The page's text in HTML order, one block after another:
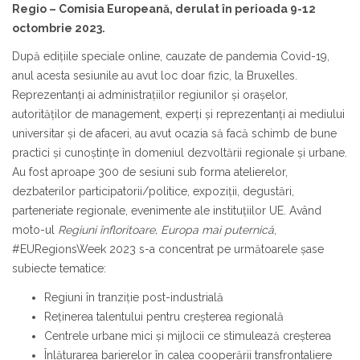
Regio – Comisia Europeană, derulat în perioada 9-12
octombrie 2023.
După ediţiile speciale online, cauzate de pandemia Covid-19,
anul acesta sesiunile au avut loc doar fizic, la Bruxelles.
Reprezentanţi ai administraţiilor regiunilor și orașelor,
autorităţilor de management, experți și reprezentanți ai mediului
universitar şi de afaceri, au avut ocazia să facă schimb de bune
practici și cunoștințe în domeniul dezvoltării regionale și urbane.
Au fost aproape 300 de sesiuni sub forma atelierelor,
dezbaterilor participatorii/politice, expoziţii, degustări,
parteneriate regionale, evenimente ale instituţiilor UE. Având
moto-ul Regiuni înfloritoare, Europa mai puternică
#EURegionsWeek 2023 s-a concentrat pe următoarele șase
subiecte tematice:
Regiuni în tranziție post-industrială
Reținerea talentului pentru creșterea regională
Centrele urbane mici și mijlocii ce stimulează creșterea
Înlăturarea barierelor în calea cooperării transfrontaliere